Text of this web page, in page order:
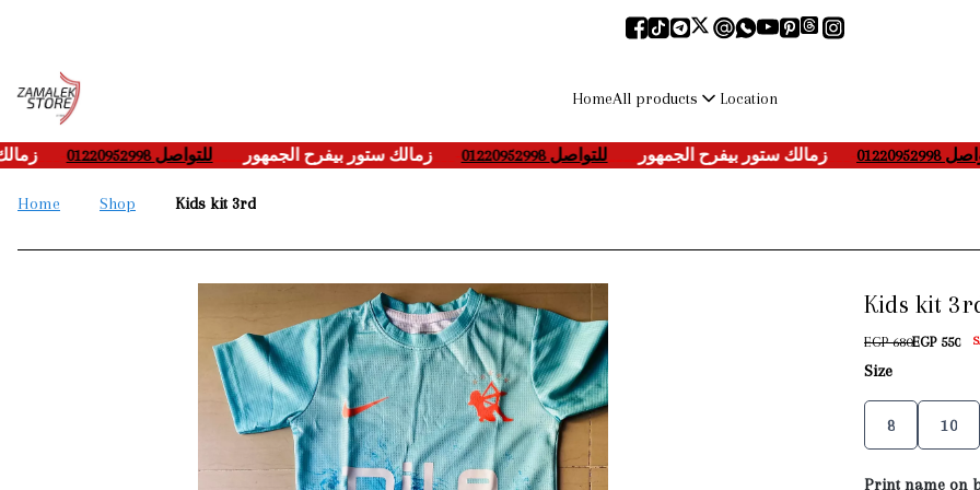
HomeAll products Location
___- زمالك ستور بيفرح الجمهور ____للتواصل 01220952998 ___- زمالك ستور بيفرح الجمهور ____للتواصل 01220952998 ___- 01220952998
Home Shop Kids kit 3rd
Kids kit
EGP 680EGP 550
Size
8 10
Print name on